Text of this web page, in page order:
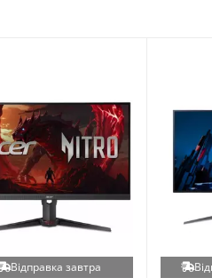
Відправка завтра